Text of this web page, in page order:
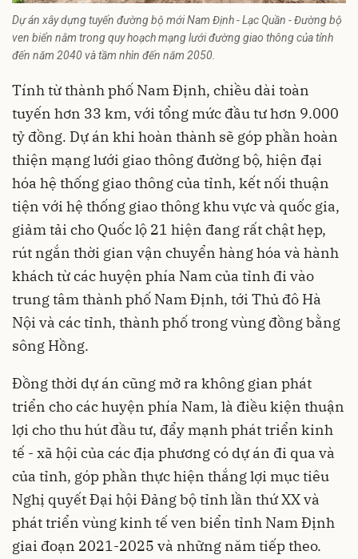
Dự án xây dựng tuyến đường bộ mới Nam Định - Lạc Quần - Đường bộ
ven biển nằm trong quy hoạch mạng lưới đường giao thông của tỉnh
đến năm 2040 và tầm nhìn đến năm 2050.
Tính từ thành phố Nam Định, chiều dài toàn
tuyến hơn 33 km, với tổng mức đầu tưhơn 9.000
tỷ đồng. Dự án khi hoàn thành sẽ góp phần hoàn
thiện mạng lưới giao thông đường bộ, hiện đại
hóa hệ thống giao thông của tỉnh, kết nối thuận
tiện với hệ thống giao thông khu vực và quốc gia,
giảm tải cho Quốc lộ 21 hiện đang rất chật hẹp,
rút ngắn thời gian vận chuyển hàng hóa và hành
khách từ các huyện phía Nam của tỉnh đi vào
trung tâm thành phố Nam Định, tới Thủ đô Hà
Nội và các tỉnh, thành phố trong vùng đồng bằng
sông Hồng.
Đồng thời dự án cũng mở ra không gian phát
triển cho các huyện phía Nam, là điều kiện thuận
lợi cho thu hút đầu tư, đẩy mạnh phát triển kinh
tế - xã hội của các địa phương có dự án đi qua và
của tỉnh, góp phần thực hiện thắng lợi mục tiêu
Nghị quyết Ðại hội Ðảng bộ tỉnh lần thứ XX và
phát triển vùng kinh tế ven biển tỉnh Nam Định
giai đoạn 2021-2025 và những năm tiếp theo.